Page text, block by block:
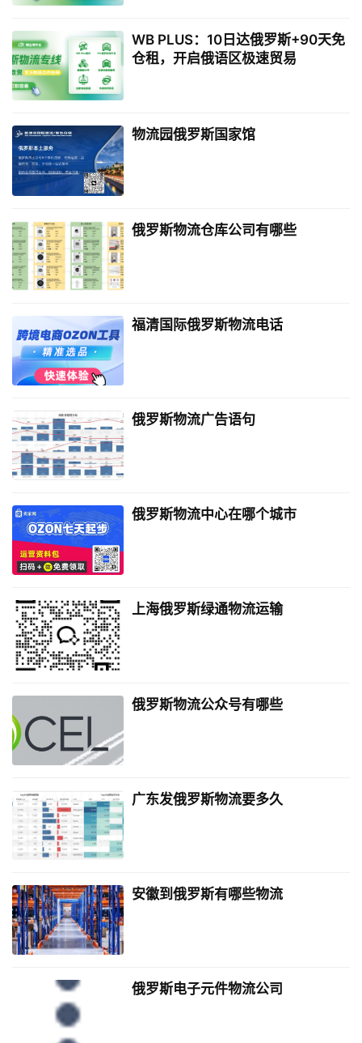
WB PLUS：10日达俄罗斯+90天免
仓租，开启俄语区极速贸易
物流园俄罗斯国家馆
俄罗斯物流仓库公司有哪些
福清国际俄罗斯物流电话
俄罗斯物流广告语句
俄罗斯物流中心在哪个城市
上海俄罗斯绿通物流运输
俄罗斯物流公众号有哪些
广东发俄罗斯物流要多久
安徽到俄罗斯有哪些物流
俄罗斯电子元件物流公司